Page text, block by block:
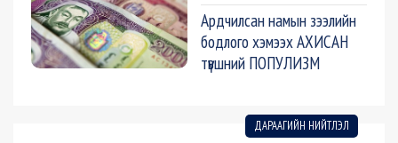
Ардчилсан намын зээлийн
бодлого хэмээх АХИСАН
түвшний ПОПУЛИЗМ
ДАРААГИЙН НИЙТЛЭЛ